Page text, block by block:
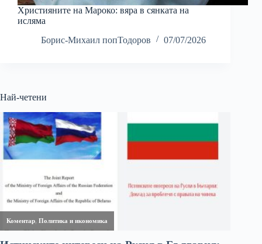
Християните на Мароко: вяра в сянката на
исляма
Борис-Михаил попТодоров
07/07/2026
Най-четени